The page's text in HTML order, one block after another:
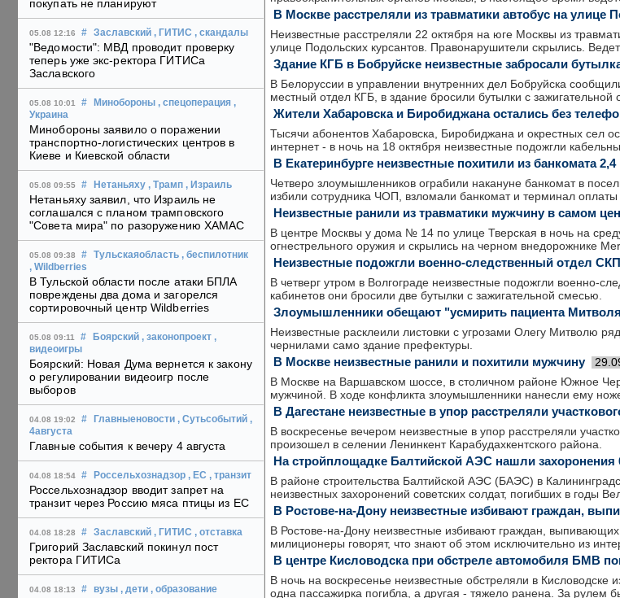
покупать не планируют
05.08 12:16 # Заславский , ГИТИС , скандалы
"Ведомости": МВД проводит проверку
теперь уже экс-ректора ГИТИСа
Заславского
05.08 10:01 # Минобороны , спецоперация ,
Украина
Минобороны заявило о поражении
транспортно-логистических центров в
Киеве и Киевской области
05.08 09:55 # Нетаньяху , Трамп , Израиль
Нетаньяху заявил, что Израиль не
соглашался с планом трамповского
"Совета мира" по разоружению ХАМАС
05.08 09:38 # Тульскаяобласть , беспилотник
, Wildberries
В Тульской области после атаки БПЛА
повреждены два дома и загорелся
сортировочный центр Wildberries
05.08 09:11 # Боярский , законопроект ,
видеоигры
Боярский: Новая Дума вернется к закону
о регулировании видеоигр после
выборов
04.08 19:02 # Главныеновости , Сутьсобытий ,
4августа
Главные события к вечеру 4 августа
04.08 18:54 # Россельхознадзор , ЕС , транзит
Россельхознадзор вводит запрет на
транзит через Россию мяса птицы из ЕС
04.08 18:28 # Заславский , ГИТИС , отставка
Григорий Заславский покинул пост
ректора ГИТИСа
04.08 18:13 # вузы , дети , образование
В Москве расстреляли из травматики автобус на улице
Неизвестные расстреляли 22 октября на юге Москвы из
улице Подольских курсантов. Правонарушители скрылись.
Здание КГБ в Бобруйске неизвестные забросали
В Белоруссии в управлении внутренних дел Бобруйска
местный отдел КГБ, в здание бросили бутылки с зажигательной
Жители Хабаровска и Биробиджана остались без
Тысячи абонентов Хабаровска, Биробиджана и окрестных сел
интернет - в ночь на 18 октября неизвестные подожгли
В Екатеринбурге неизвестные похитили из банкомата
Четверо злоумышленников ограбили накануне банкомат в
избили сотрудника ЧОП, взломали банкомат и терминал оплаты
Неизвестные ранили из травматики мужчину в самом
В центре Москвы у дома № 14 по улице Тверская в ночь на
огнестрельного оружия и скрылись на черном внедорожнике
Неизвестные подожгли военно-следственный отдел
В четверг утром в Волгограде неизвестные подожгли военно-
кабинетов они бросили две бутылки с зажигательной смесью.
Злоумышленники обещают "усмирить пациента
Неизвестные расклеили листовки с угрозами Олегу Митволю
чернилами само здание префектуры.
В Москве неизвестные ранили и похитили мужчину
В Москве на Варшавском шоссе, в столичном районе Южное
мужчиной. В ходе конфликта злоумышленники нанесли ему
В Дагестане неизвестные в упор расстреляли
В воскресенье вечером неизвестные в упор расстреляли
произошел в селении Ленинкент Карабудахкентского района.
На стройплощадке Балтийской АЭС нашли захоронения
В районе строительства Балтийской АЭС (БАЭС) в
неизвестных захоронений советских солдат, погибших в годы
В Ростове-на-Дону неизвестные избивают граждан,
В Ростове-на-Дону неизвестные избивают граждан,
милиционеры говорят, что знают об этом исключительно из
В центре Кисловодска при обстреле автомобиля БМВ
В ночь на воскресенье неизвестные обстреляли в Кисловодске
одна пассажирка погибла, а другая - тяжело ранена. За рулем